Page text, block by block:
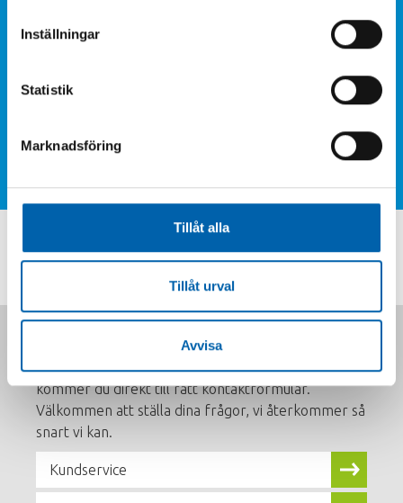
Inställningar
Statistik
Marknadsföring
Tillåt alla
Tillåt urval
Avvisa
Inhalator
Mediciner
Tillbaka till sorteringsguiden
Footer
Vad vill du veta mer om?
Klicka på det område du vill veta mer om, så
kommer du direkt till rätt kontaktformulär.
Välkommen att ställa dina frågor, vi återkommer så
snart vi kan.
Kundservice